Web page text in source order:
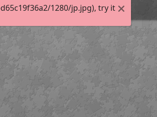
1280/jp.jpg), try it